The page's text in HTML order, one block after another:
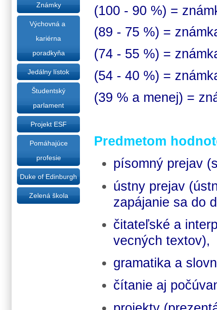
(100 - 90 %) =
(89 - 75 %) =
(74 - 55 %) =
(54 - 40 %) =
(39 % a menej) =
Predmetom
písomný prejav
ústny prejav
zapájanie sa do
čitateľské a
vecných textov),
gramatika a
čítanie aj
Známky
Výchovná a
kariérna
poradkyňa
Jedálny lístok
Študentský
parlament
Projekt ESF
Pomáhajúce
profesie
Duke of Edinburgh
Zelená škola